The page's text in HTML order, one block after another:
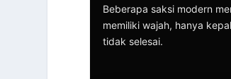
Beberapa saksi modern
memiliki wajah, hanya
tidak selesai.